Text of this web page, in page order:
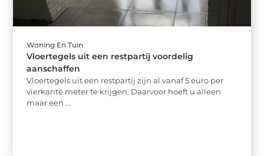
Woning En Tuin
Vloertegels uit een restpartij voordelig
aanschaffen
Vloertegels uit een restpartij zijn al vanaf 5 euro per
vierkante meter te krijgen. Daarvoor hoeft u alleen
maar een ...